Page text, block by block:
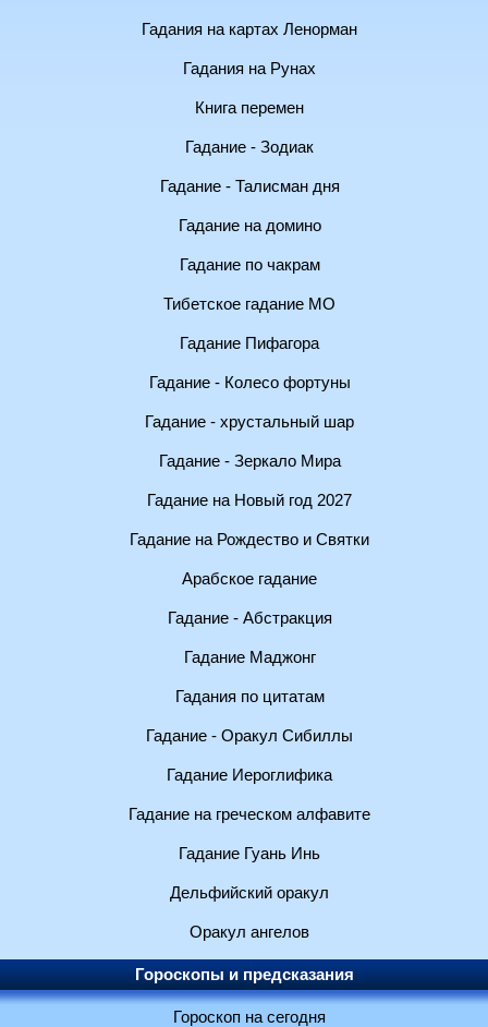
Гадания на картах Ленорман
Гадания на Рунах
Книга перемен
Гадание - Зодиак
Гадание - Талисман дня
Гадание на домино
Гадание по чакрам
Тибетское гадание МО
Гадание Пифагора
Гадание - Колесо фортуны
Гадание - хрустальный шар
Гадание - Зеркало Мира
Гадание на Новый год 2027
Гадание на Рождество и Святки
Арабское гадание
Гадание - Абстракция
Гадание Маджонг
Гадания по цитатам
Гадание - Оракул Сибиллы
Гадание Иероглифика
Гадание на греческом алфавите
Гадание Гуань Инь
Дельфийский оракул
Оракул ангелов
Гороскопы и предсказания
Гороскоп на сегодня